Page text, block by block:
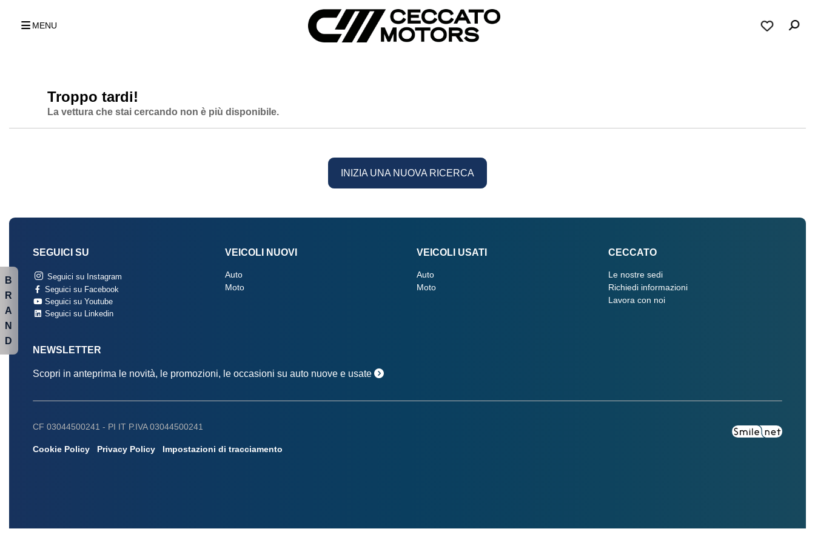
MENU
Troppo tardi!
La vettura che stai cercando non è più disponibile.
INIZIA UNA NUOVA RICERCA
SEGUICI SU
Seguici su Instagram
Seguici su Facebook
Seguici su Youtube
Seguici su Linkedin
VEICOLI NUOVI
Auto
Moto
VEICOLI USATI
Auto
Moto
CECCATO
Le nostre sedi
Richiedi informazioni
Lavora con noi
NEWSLETTER
Scopri in anteprima le novità, le promozioni, le occasioni su auto nuove e usate
CF 03044500241 - PI IT P.IVA 03044500241
Cookie Policy Privacy Policy Impostazioni di tracciamento
B
R
A
N
D